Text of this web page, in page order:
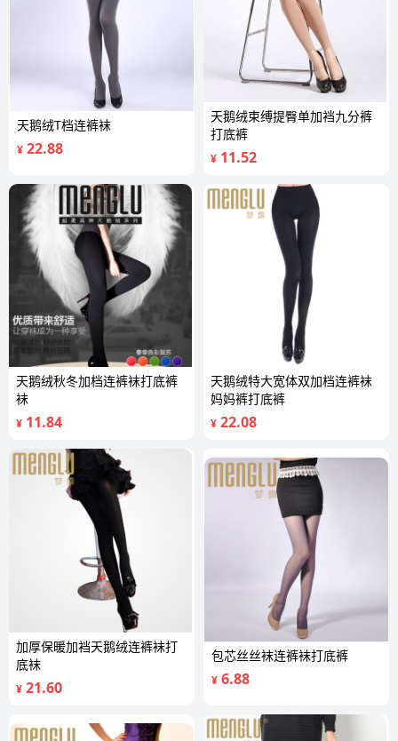
天鹅绒T档连裤袜
¥ 22.88
天鹅绒束缚提臀单加裆九分裤
打底裤
¥ 11.52
天鹅绒秋冬加档连裤袜打底裤
袜
¥ 11.84
天鹅绒特大宽体双加档连裤袜
妈妈裤打底裤
¥ 22.08
加厚保暖加裆天鹅绒连裤袜打
底袜
¥ 21.60
包芯丝丝袜连裤袜打底裤
¥ 6.88